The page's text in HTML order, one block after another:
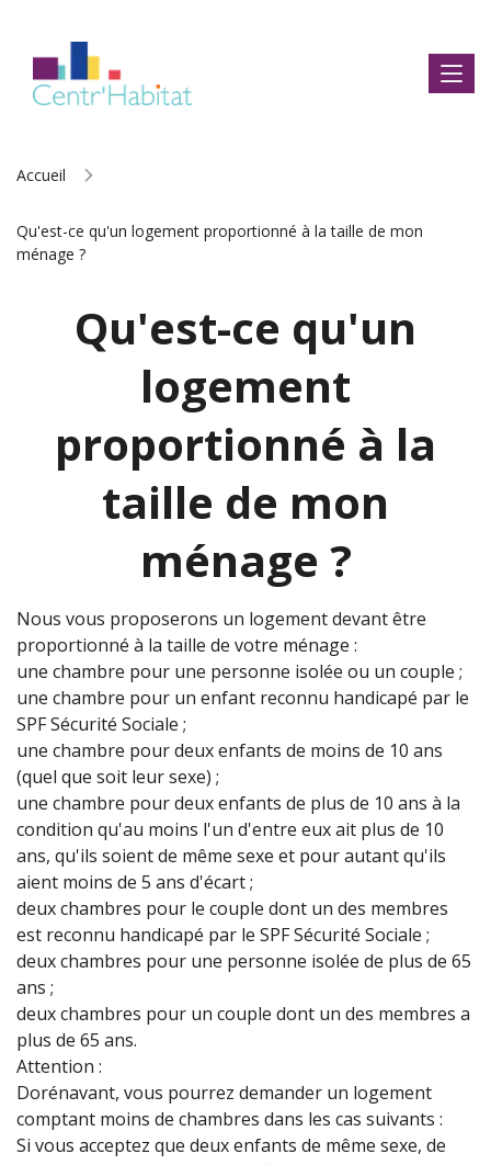
Accueil
Qu'est-ce qu'un logement proportionné à la taille de mon
ménage ?
Qu'est-ce qu'un
logement
proportionné à la
taille de mon
ménage ?
Nous vous proposerons un logement devant être
proportionné à la taille de votre ménage :
une chambre pour une personne isolée ou un couple ;
une chambre pour un enfant reconnu handicapé par le
SPF Sécurité Sociale ;
une chambre pour deux enfants de moins de 10 ans
(quel que soit leur sexe) ;
une chambre pour deux enfants de plus de 10 ans à la
condition qu'au moins l'un d'entre eux ait plus de 10
ans, qu'ils soient de même sexe et pour autant qu'ils
aient moins de 5 ans d'écart ;
deux chambres pour le couple dont un des membres
est reconnu handicapé par le SPF Sécurité Sociale ;
deux chambres pour une personne isolée de plus de 65
ans ;
deux chambres pour un couple dont un des membres a
plus de 65 ans.
Attention :
Dorénavant, vous pourrez demander un logement
comptant moins de chambres dans les cas suivants :
Si vous acceptez que deux enfants de même sexe, de